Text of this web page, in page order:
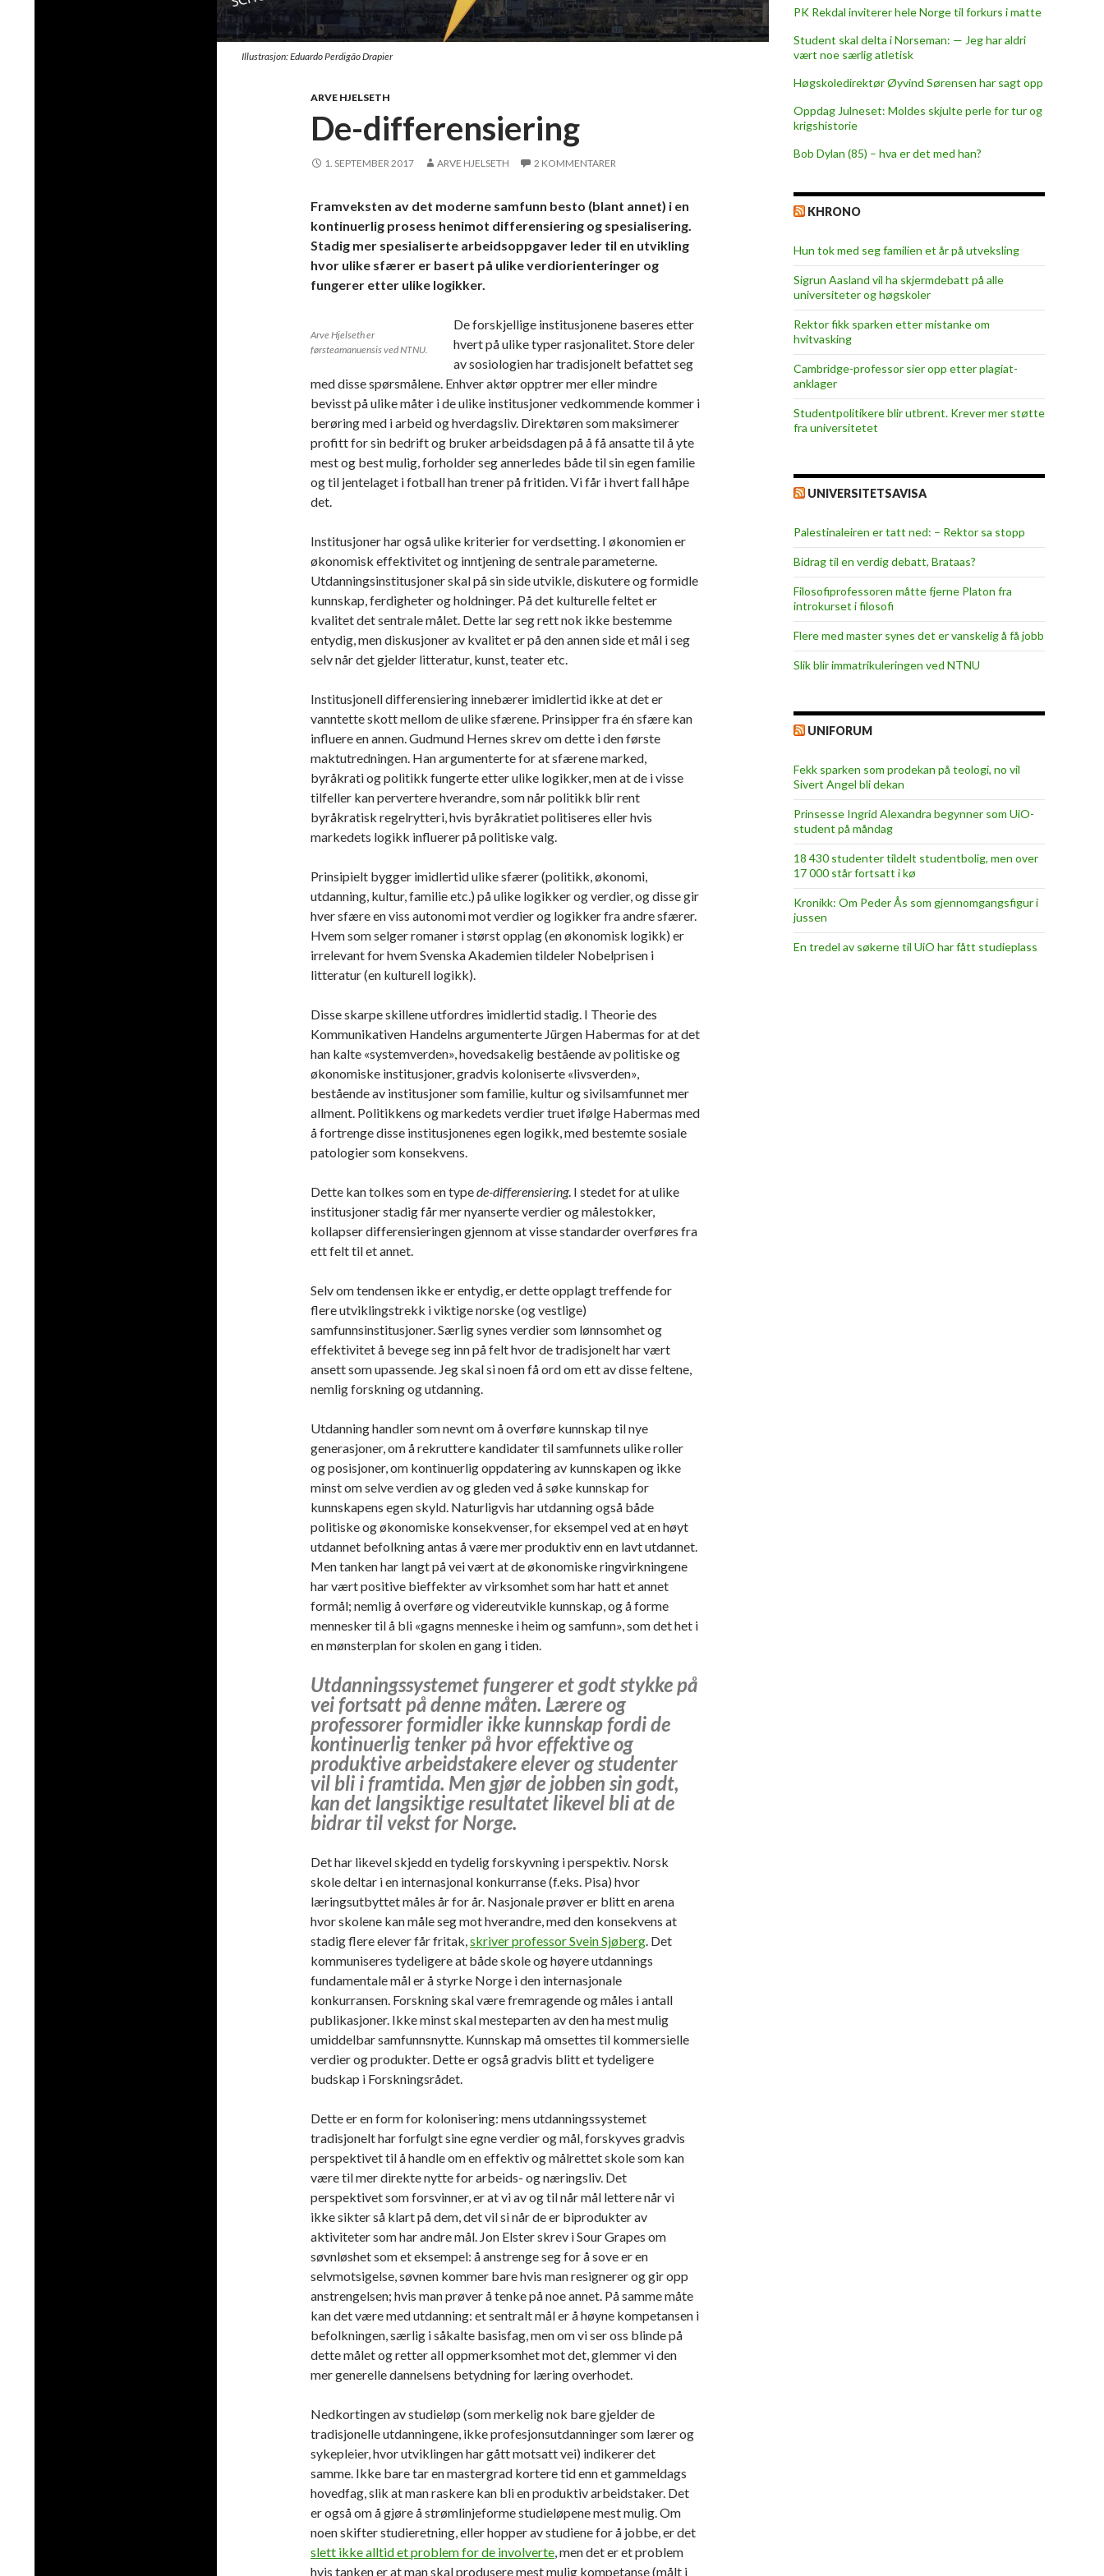
Illustrasjon: Eduardo Perdigão Drapier
ARVE HJELSETH
De-differensiering
1. SEPTEMBER 2017 ARVE HJELSETH 2 KOMMENTARER
Framveksten av det moderne samfunn besto (blant annet) i en
kontinuerlig prosess henimot differensiering og spesialisering.
Stadig mer spesialiserte arbeidsoppgaver leder til en utvikling
hvor ulike sfærer er basert på ulike verdiorienteringer og
fungerer etter ulike logikker.
Arve Hjelseth er
førsteamanuensis ved NTNU.
De forskjellige institusjonene baseres etter
hvert på ulike typer rasjonalitet. Store deler
av sosiologien har tradisjonelt befattet seg
med disse spørsmålene. Enhver aktør opptrer mer eller mindre
bevisst på ulike måter i de ulike institusjoner vedkommende kommer i
berøring med i arbeid og hverdagsliv. Direktøren som maksimerer
profitt for sin bedrift og bruker arbeidsdagen på å få ansatte til å yte
mest og best mulig, forholder seg annerledes både til sin egen familie
og til jentelaget i fotball han trener på fritiden. Vi får i hvert fall håpe
det.
Institusjoner har også ulike kriterier for verdsetting. I økonomien er
økonomisk effektivitet og inntjening de sentrale parameterne.
Utdanningsinstitusjoner skal på sin side utvikle, diskutere og formidle
kunnskap, ferdigheter og holdninger. På det kulturelle feltet er
kvalitet det sentrale målet. Dette lar seg rett nok ikke bestemme
entydig, men diskusjoner av kvalitet er på den annen side et mål i seg
selv når det gjelder litteratur, kunst, teater etc.
Institusjonell differensiering innebærer imidlertid ikke at det er
vanntette skott mellom de ulike sfærene. Prinsipper fra én sfære kan
influere en annen. Gudmund Hernes skrev om dette i den første
maktutredningen. Han argumenterte for at sfærene marked,
byråkrati og politikk fungerte etter ulike logikker, men at de i visse
tilfeller kan pervertere hverandre, som når politikk blir rent
byråkratisk regelrytteri, hvis byråkratiet politiseres eller hvis
markedets logikk influerer på politiske valg.
Prinsipielt bygger imidlertid ulike sfærer (politikk, økonomi,
utdanning, kultur, familie etc.) på ulike logikker og verdier, og disse gir
hver sfære en viss autonomi mot verdier og logikker fra andre sfærer.
Hvem som selger romaner i størst opplag (en økonomisk logikk) er
irrelevant for hvem Svenska Akademien tildeler Nobelprisen i
litteratur (en kulturell logikk).
Disse skarpe skillene utfordres imidlertid stadig. I Theorie des
Kommunikativen Handelns argumenterte Jürgen Habermas for at det
han kalte «systemverden», hovedsakelig bestående av politiske og
økonomiske institusjoner, gradvis koloniserte «livsverden»,
bestående av institusjoner som familie, kultur og sivilsamfunnet mer
allment. Politikkens og markedets verdier truet ifølge Habermas med
å fortrenge disse institusjonenes egen logikk, med bestemte sosiale
patologier som konsekvens.
Dette kan tolkes som en typede-differensiering. I stedet for at ulike
institusjoner stadig får mer nyanserte verdier og målestokker,
kollapser differensieringen gjennom at visse standarder overføres fra
ett felt til et annet.
Selv om tendensen ikke er entydig, er dette opplagt treffende for
flere utviklingstrekk i viktige norske (og vestlige)
samfunnsinstitusjoner. Særlig synes verdier som lønnsomhet og
effektivitet å bevege seg inn på felt hvor de tradisjonelt har vært
ansett som upassende. Jeg skal si noen få ord om ett av disse feltene,
nemlig forskning og utdanning.
Utdanning handler som nevnt om å overføre kunnskap til nye
generasjoner, om å rekruttere kandidater til samfunnets ulike roller
og posisjoner, om kontinuerlig oppdatering av kunnskapen og ikke
minst om selve verdien av og gleden ved å søke kunnskap for
kunnskapens egen skyld. Naturligvis har utdanning også både
politiske og økonomiske konsekvenser, for eksempel ved at en høyt
utdannet befolkning antas å være mer produktiv enn en lavt utdannet.
Men tanken har langt på vei vært at de økonomiske ringvirkningene
har vært positive bieffekter av virksomhet som har hatt et annet
formål; nemlig å overføre og videreutvikle kunnskap, og å forme
mennesker til å bli «gagns menneske i heim og samfunn», som det het i
en mønsterplan for skolen en gang i tiden.
Utdanningssystemet fungerer et godt stykke på
vei fortsatt på denne måten. Lærere og
professorer formidler ikke kunnskap fordi de
kontinuerlig tenker på hvor effektive og
produktive arbeidstakere elever og studenter
vil bli i framtida. Men gjør de jobben sin godt,
kan det langsiktige resultatet likevel bli at de
bidrar til vekst for Norge.
Det har likevel skjedd en tydelig forskyvning i perspektiv. Norsk
skole deltar i en internasjonal konkurranse (f.eks. Pisa) hvor
læringsutbyttet måles år for år. Nasjonale prøver er blitt en arena
hvor skolene kan måle seg mot hverandre, med den konsekvens at
stadig flere elever får fritak,skriver professor Svein Sjøberg. Det
kommuniseres tydeligere at både skole og høyere utdannings
fundamentale mål er å styrke Norge i den internasjonale
konkurransen. Forskning skal være fremragende og måles i antall
publikasjoner. Ikke minst skal mesteparten av den ha mest mulig
umiddelbar samfunnsnytte. Kunnskap må omsettes til kommersielle
verdier og produkter. Dette er også gradvis blitt et tydeligere
budskap i Forskningsrådet.
Dette er en form for kolonisering: mens utdanningssystemet
tradisjonelt har forfulgt sine egne verdier og mål, forskyves gradvis
perspektivet til å handle om en effektiv og målrettet skole som kan
være til mer direkte nytte for arbeids- og næringsliv. Det
perspektivet som forsvinner, er at vi av og til når mål lettere når vi
ikke sikter så klart på dem, det vil si når de er biprodukter av
aktiviteter som har andre mål. Jon Elster skrev i Sour Grapes om
søvnløshet som et eksempel: å anstrenge seg for å sove er en
selvmotsigelse, søvnen kommer bare hvis man resignerer og gir opp
anstrengelsen; hvis man prøver å tenke på noe annet. På samme måte
kan det være med utdanning: et sentralt mål er å høyne kompetansen i
befolkningen, særlig i såkalte basisfag, men om vi ser oss blinde på
dette målet og retter all oppmerksomhet mot det, glemmer vi den
mer generelle dannelsens betydning for læring overhodet.
Nedkortingen av studieløp (som merkelig nok bare gjelder de
tradisjonelle utdanningene, ikke profesjonsutdanninger som lærer og
sykepleier, hvor utviklingen har gått motsatt vei) indikerer det
samme. Ikke bare tar en mastergrad kortere tid enn et gammeldags
hovedfag, slik at man raskere kan bli en produktiv arbeidstaker. Det
er også om å gjøre å strømlinjeforme studieløpene mest mulig. Om
noen skifter studieretning, eller hopper av studiene for å jobbe, er det
slett ikke alltid et problem for de involverte, men det er et problem
hvis tanken er at man skal produsere mest mulig kompetanse (målt i
PK Rekdal inviterer hele Norge til forkurs i matte
Student skal delta i Norseman: — Jeg har aldri
vært noe særlig atletisk
Høgskoledirektør Øyvind Sørensen har sagt opp
Oppdag Julneset: Moldes skjulte perle for tur og
krigshistorie
Bob Dylan (85) – hva er det med han?
KHRONO
Hun tok med seg familien et år på utveksling
Sigrun Aasland vil ha skjerm­debatt på alle
universiteter og høgskoler
Rektor fikk sparken etter mistanke om
hvitvasking
Cambridge-professor sier opp etter plagiat-
anklager
Studentpolitikere blir utbrent. Krever mer støtte
fra universitetet
UNIVERSITETSAVISA
Palestinaleiren er tatt ned: – Rektor sa stopp
Bidrag til en verdig debatt, Brataas?
Filosofiprofessoren måtte fjerne Platon fra
introkurset i filosofi
Flere med master synes det er vanskelig å få jobb
Slik blir immatrikuleringen ved NTNU
UNIFORUM
Fekk sparken som prodekan på teologi, no vil
Sivert Angel bli dekan
Prinsesse Ingrid Alexandra begynner som UiO-
student på måndag
18 430 studenter tildelt studentbolig, men over
17 000 står fortsatt i kø
Kronikk: Om Peder Ås som gjennomgangsfigur i
jussen
En tredel av søkerne til UiO har fått studieplass